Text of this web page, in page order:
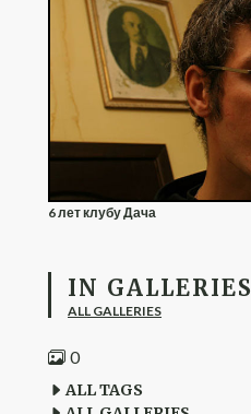
6 лет клубу Дача
IN GALLERIES
ALL GALLERIES
0
ALL TAGS